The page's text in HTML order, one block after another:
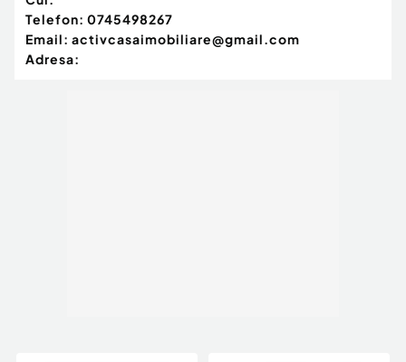
Telefon: 0745498267
Email: activcasaimobiliare@gmail.com
Adresa: